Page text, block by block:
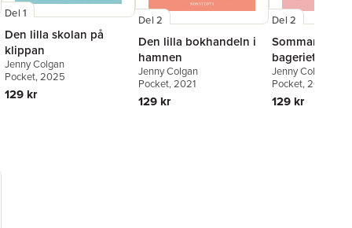
Del 1
Den lilla skolan på
klippan
Jenny Colgan
Pocket, 2025
129 kr
Del 2
Den lilla bokhandeln i
hamnen
Jenny Colgan
Pocket, 2021
129 kr
Del 2
Sommar i det
bageriet på
Jenny Colgan
Pocket, 2017
129 kr